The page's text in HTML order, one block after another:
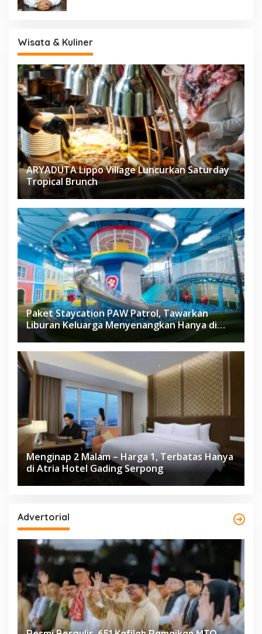
Wisata & Kuliner
ARYADUTA Lippo Village Luncurkan Saturday
Tropical Brunch
Paket Staycation PAW Patrol, Tawarkan
Liburan Keluarga Menyenangkan Hanya di
Herloom Hotel BSD
Menginap 2 Malam – Harga 1, Terbatas Hanya
di Atria Hotel Gading Serpong
Advertorial